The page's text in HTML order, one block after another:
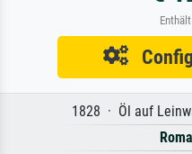
1828 · Öl auf